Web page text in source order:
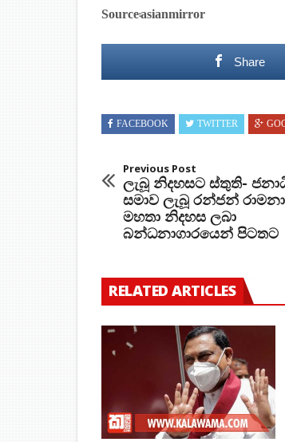
Source:asianmirror
Share
FACEBOOK TWITTER
Previous Post
ලැබූ නිදහසට ස්තුති-
සමාව ලැබූ රන්ජන්
මහතා නිදහස ලබා
බන්ධනාගාරයෙන් පිටතට
RELATED ARTICLES